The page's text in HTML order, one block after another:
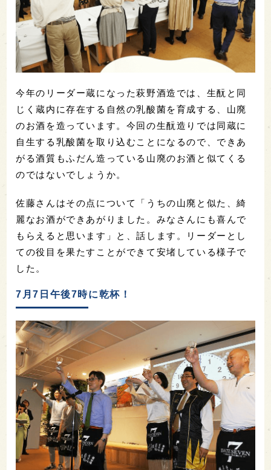
今年のリーダー蔵になった萩野酒造では、生酛と同
じく蔵内に存在する自然の乳酸菌を育成する、山廃
のお酒を造っています。今回の生酛造りでは同蔵に
自生する乳酸菌を取り込むことになるので、できあ
がる酒質もふだん造っている山廃のお酒と似てくる
のではないでしょうか。
佐藤さんはその点について「うちの山廃と似た、綺
麗なお酒ができあがりました。みなさんにも喜んで
もらえると思います」と、話します。リーダーとし
ての役目を果たすことができて安堵している様子で
した。
7月7日午後7時に乾杯！